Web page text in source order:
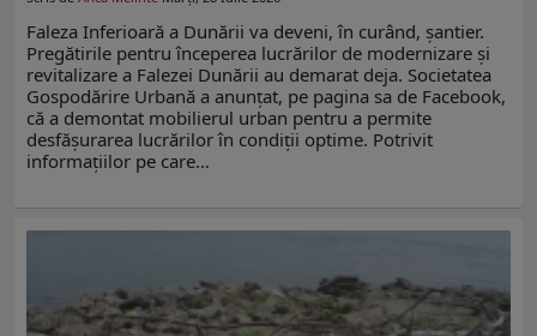
Faleza Inferioară a Dunării va deveni, în curând, şantier.
Pregătirile pentru începerea lucrărilor de modernizare şi
revitalizare a Falezei Dunării au demarat deja. Societatea
Gospodărire Urbană a anunţat, pe pagina sa de Facebook,
că a demontat mobilierul urban pentru a permite
desfășurarea lucrărilor în condiții optime. Potrivit
informaţiilor pe care…